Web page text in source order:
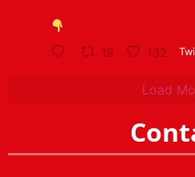
18 132
Load